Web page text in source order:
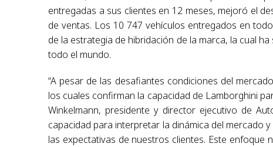
entregadas a sus clientes en 12 meses, mejoró el
de ventas. Los 10 747 vehículos entregados en
de la estrategia de hibridación de la marca, la cual
todo el mundo.
“A pesar de las desafiantes condiciones del
los cuales confirman la capacidad de Lamborghini
Winkelmann, presidente y director ejecutivo de
capacidad para interpretar la dinámica del mercado
las expectativas de nuestros clientes. Este